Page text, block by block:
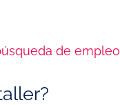
de empleo